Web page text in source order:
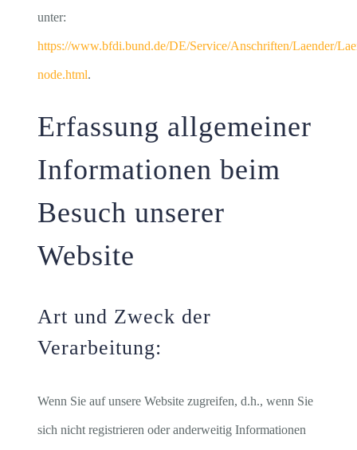
unter:
https://www.bfdi.bund.de/DE/Service/Anschriften/Laender/
node.html.
Erfassung allgemeiner
Informationen beim
Besuch unserer
Website
Art und Zweck der
Verarbeitung:
Wenn Sie auf unsere Website zugreifen, d.h., wenn Sie
sich nicht registrieren oder anderweitig Informationen